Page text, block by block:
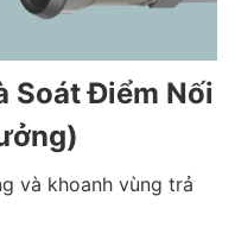
Soát Điểm Nối
và khoanh vùng trả